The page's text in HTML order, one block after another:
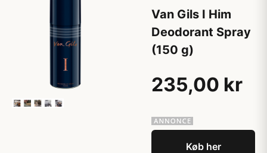
Van Gils I Him
Deodorant Spray
(150 g)
235,00 kr
Køb her